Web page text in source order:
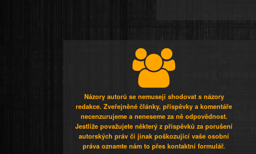
Názory autorů se nemusejí shodovat s názory
redakce. Zveřejněné články, příspěvky a komentáře
necenzurujeme a neneseme za ně odpovědnost.
Jestliže považujete některý z příspěvků za porušení
autorských práv či jinak poškozující vaše osobní
práva oznamte nám to přes kontaktní formulář.